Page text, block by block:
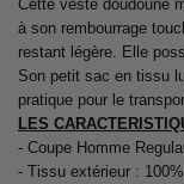
Cette veste doudoune
à son rembourrage
restant légère. Elle
Son petit sac en tissu
pratique pour le
LES
- Coupe Homme
- Tissu extérieur :